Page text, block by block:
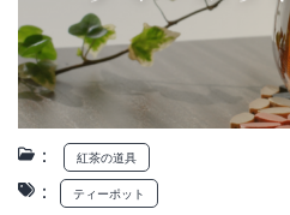
： 紅茶の道具
： ティーポット